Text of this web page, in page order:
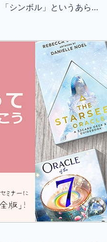
シンボル」というあら…